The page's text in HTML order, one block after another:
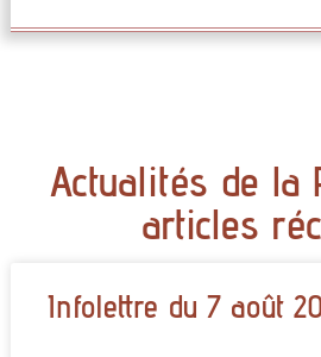
Actualités de la
articles
Infolettre du 7 août